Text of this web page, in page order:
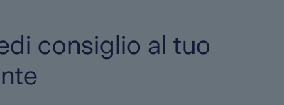
consiglio al tuo